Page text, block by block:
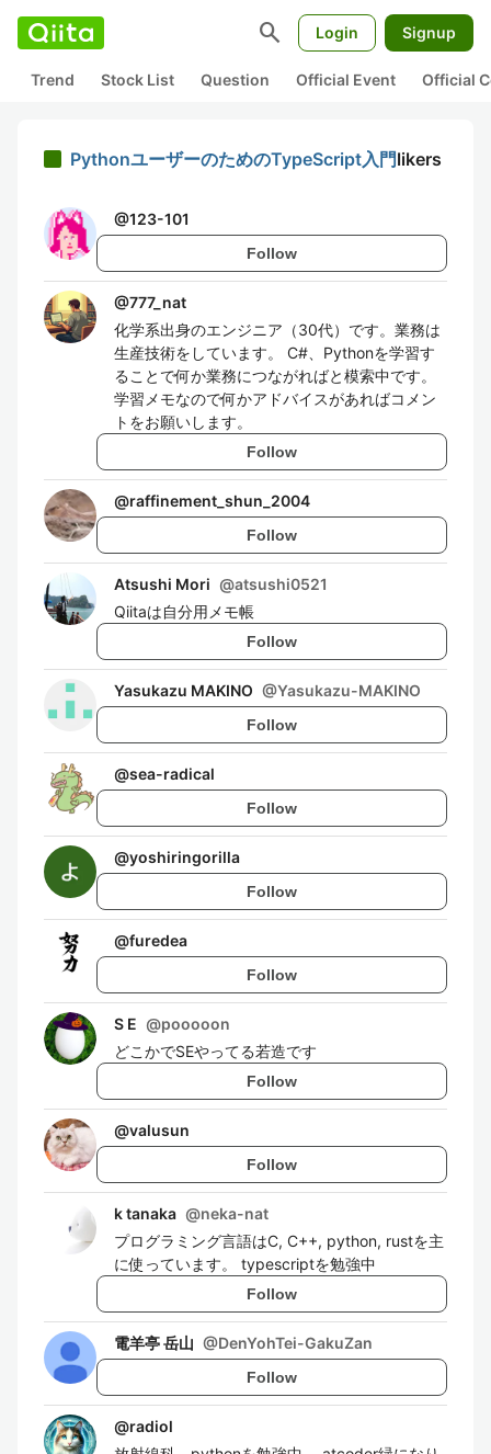
search Login Signup
Trend Stock List Question Official Event Official
PythonユーザーのためのTypeScript入門likers
@123-101
Follow
@777_nat
化学系出身のエンジニア（30代）です。業務は
生産技術をしています。 C#、Pythonを学習す
ることで何か業務につながればと模索中です。
学習メモなので何かアドバイスがあればコメン
トをお願いします。
Follow
@raffinement_shun_2004
Follow
Atsushi Mori @atsushi0521
Qiitaは自分用メモ帳
Follow
Yasukazu MAKINO @Yasukazu-MAKINO
Follow
@sea-radical
Follow
@yoshiringorilla
Follow
@furedea
Follow
S E @pooooon
どこかでSEやってる若造です
Follow
@valusun
Follow
k tanaka @neka-nat
プログラミング言語はC, C++, python, rustを主
に使っています。 typescriptを勉強中
Follow
電羊亭 岳山 @DenYohTei-GakuZan
Follow
@radiol